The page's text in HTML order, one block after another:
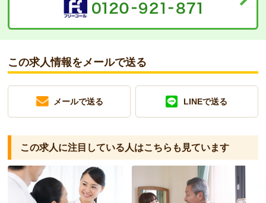
この求人情報をメールで送る
メールで送る LINEで送る
この求人に注目している人はこちらも見ています